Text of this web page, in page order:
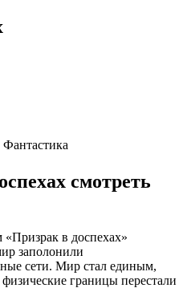
смотреть
в доспехах»
заполонили
сети. Мир стал единым,
границы перестали